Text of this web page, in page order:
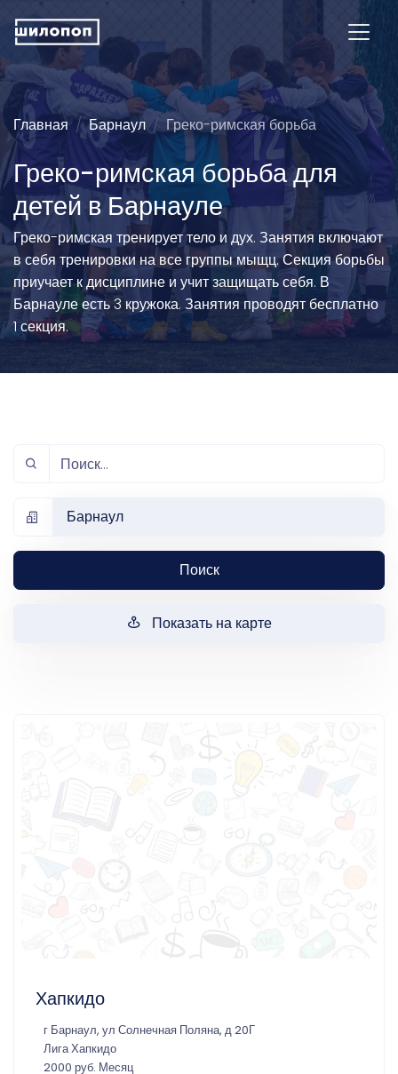
Главная Барнаул Греко-римская борьба
Греко-римская борьба для
детей в Барнауле
Греко-римская тренирует тело и дух. Занятия включают
в себя тренировки на все группы мыщц. Секция борьбы
приучает к дисциплине и учит защищать себя. В
Барнауле есть 3 кружока. Занятия проводят бесплатно
1 секция.
Барнаул
Поиск
Показать на карте
Хапкидо
г Барнаул, ул Солнечная Поляна, д 20Г
Лига Хапкидо
2000 руб. Месяц